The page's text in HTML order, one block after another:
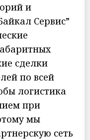
и
Сервис”
сделки
по всей
логистика
при
мы
сеть